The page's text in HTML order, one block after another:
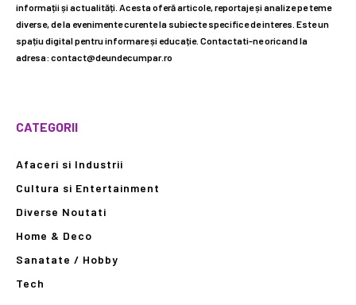
informații și actualități. Acesta oferă articole, reportaje și analize pe teme
diverse, de la evenimente curente la subiecte specifice de interes. Este un
spațiu digital pentru informare și educație. Contactati-ne oricand la
adresa: contact@deundecumpar.ro
CATEGORII
Afaceri si Industrii
Cultura si Entertainment
Diverse Noutati
Home & Deco
Sanatate / Hobby
Tech